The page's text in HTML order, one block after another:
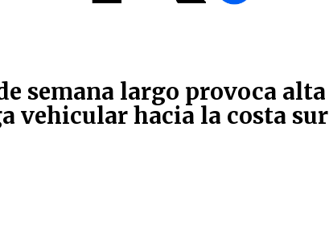
semana largo provoca alta
vehicular hacia la costa sur